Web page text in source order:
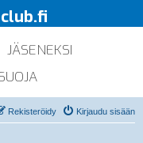
JÄSENEKSI
Kirjaudu sisään
Rekisteröidy